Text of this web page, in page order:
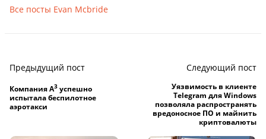
Все посты Evan Mcbride
Предыдущий пост
Компания A3 успешно
испытала беспилотное
аэротакси
Следующий пост
Уязвимость в клиенте
Telegram для Windows
позволяла распространять
вредоносное ПО и майнить
криптовалюты